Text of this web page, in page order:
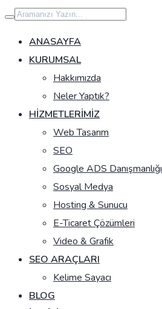
İçeriğe
geç
ANASAYFA
KURUMSAL
Hakkımızda
Neler Yaptık?
HIZMETLERIMIZ
Web Tasarım
SEO
Google ADS Danışmanlığı
Sosyal Medya
Hosting & Sunucu
E-Ticaret Çözümleri
Video & Grafik
SEO ARAÇLARI
Kelime Sayacı
BLOG